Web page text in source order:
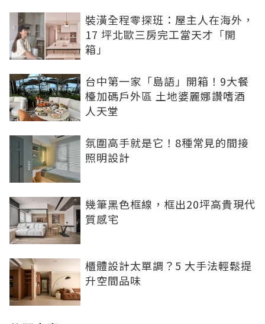
裝潢全程零探班：屋主人在海外，
17 坪北歐三房完工當天才「開
箱」
台中第一家「島語」開箱！9大餐
檯加碼戶外區 土地婆麗娜讚嗜酒
人天堂
氛圍高手就是它！8種常見的間接
照明設計
幾筆黑色框線，框出20坪高貴現代
質感宅
櫃體設計太單調？5 大手法輕鬆提
升空間品味